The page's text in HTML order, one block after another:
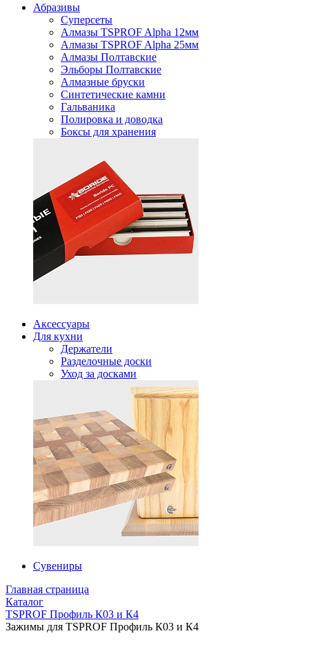
Абразивы
Суперсеты
Алмазы TSPROF Alpha 12мм
Алмазы TSPROF Alpha 25мм
Алмазы Полтавские
Эльборы Полтавские
Алмазные бруски
Синтетические камни
Гальваника
Полировка и доводка
Боксы для хранения
Аксессуары
Для кухни
Держатели
Разделочные доски
Уход за досками
Сувениры
Главная страница
Каталог
TSPROF Профиль К03 и К4
Зажимы для TSPROF Профиль К03 и К4